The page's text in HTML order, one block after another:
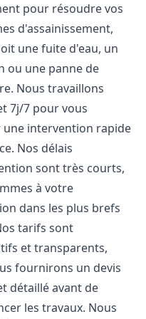
pour résoudre vos
d'assainissement,
une fuite d'eau, un
ou une panne de
Nous travaillons
7j/7 pour vous
intervention rapide
Nos délais
sont très courts,
à votre
dans les plus brefs
tarifs sont
et transparents,
fournirons un devis
détaillé avant de
les travaux. Nous